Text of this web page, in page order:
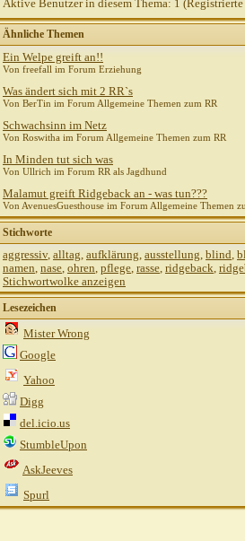
Aktive Benutzer in diesem Thema: 1
Ähnliche Themen
Ein Welpe greift an!!
Von freefall im Forum Erziehung
Was ändert sich mit 2 RR`s
Von BerTin im Forum Allgemeine Themen zum RR
Schwachsinn im Netz
Von Roswitha im Forum Allgemeine Themen zum RR
In Minden tut sich was
Von Ullrich im Forum RR als Jagdhund
Malamut greift Ridgeback an - was tun???
Von AvenuesGuesthouse im Forum Allgemeine Themen
Stichworte
aggressiv, alltag, aufklärung, ausstellung, blind,
namen, nase, ohren, pflege, rasse, ridgeback,
Stichwortwolke anzeigen
Lesezeichen
Mister Wrong
Google
Yahoo
Digg
del.icio.us
StumbleUpon
AskJeeves
Spurl